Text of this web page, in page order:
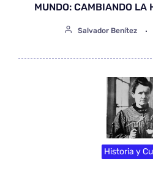
MUNDO: CAMBIANDO LA
Salvador Benítez
Historia y